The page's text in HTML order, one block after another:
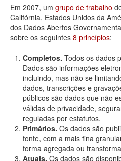
Em 2007, um grupo de trabalho
Califórnia, Estados Unidos da
dos Dados Abertos
sobre os seguintes 8 princípios:
Completos. Todos os dados
Dados são informações
incluindo, mas não se
dados, transcrições e
públicos são dados que não
válidas de privacidade,
reguladas por estatutos.
Primários. Os dados são
fonte, com a mais fina
forma agregada ou
Atuais. Os dados são